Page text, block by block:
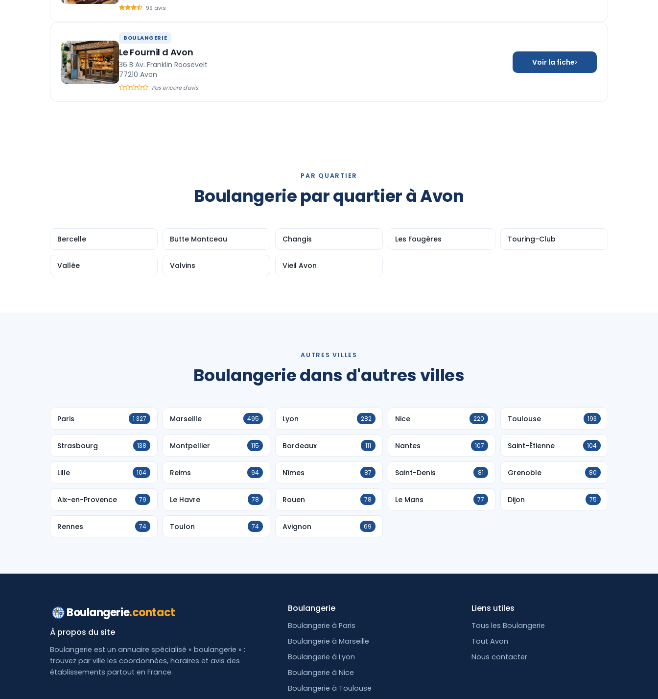
99 avis
BOULANGERIE
Le Fournil d Avon
36 B Av. Franklin Roosevelt
77210 Avon
Pas encore d'avis
Voir la fiche
PAR QUARTIER
Boulangerie par quartier à Avon
Bercelle Butte Montceau Changis Les Fougères Touring-Club
Vallée Valvins Vieil Avon
AUTRES VILLES
Boulangerie dans d'autres villes
Paris 1 327 Marseille 495 Lyon 282 Nice 220 Toulouse 193
Strasbourg 138 Montpellier 115 Bordeaux 111 Nantes 107 Saint-Étienne 104
Lille 104 Reims 94 Nîmes 87 Saint-Denis 81 Grenoble 80
Aix-en-Provence 79 Le Havre 78 Rouen 78 Le Mans 77 Dijon 75
Rennes 74 Toulon 74 Avignon 69
Boulangerie.contact
À propos du site
Boulangerie est un annuaire spécialisé « boulangerie » :
trouvez par ville les coordonnées, horaires et avis des
établissements partout en France.
Boulangerie
Boulangerie à Paris
Boulangerie à Marseille
Boulangerie à Lyon
Boulangerie à Nice
Boulangerie à Toulouse
Liens utiles
Tous les Boulangerie
Tout Avon
Nous contacter